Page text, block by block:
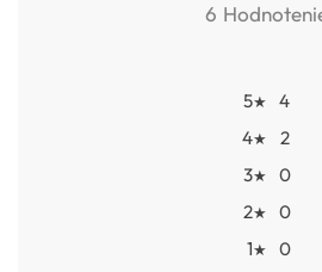
6
5★
4
4★
2
3★
0
2★
0
1★ 0